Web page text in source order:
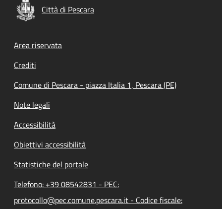
Città di Pescara
Footer menu
Area riservata
Crediti
Comune di Pescara - piazza Italia 1, Pescara (PE)
Note legali
Accessibilità
Obiettivi accessibilità
Statistiche del portale
Telefono: +39 08542831 - PEC:
protocollo@pec.comune.pescara.it - Codice fiscale: